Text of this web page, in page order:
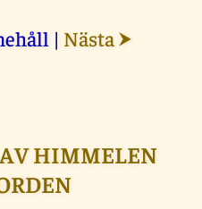
| Nästa ⮞
HIMMELEN